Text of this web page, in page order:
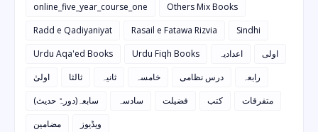
online_five_year_course_one
Others Mix Books
Radd e Qadiyaniyat
Rasail e Fatawa Rizvia
Sindhi
Urdu Aqa'ed Books
Urdu Fiqh Books اعدادیہ
اولی
اولیٰ
ثالثا ثانیہ خامسہ درس نظامی
رابعہ
سابعہ(دورہٌ حدیث)
سادسہ فضیلت کتب
متفرقات
مضامین
ویڈیوز